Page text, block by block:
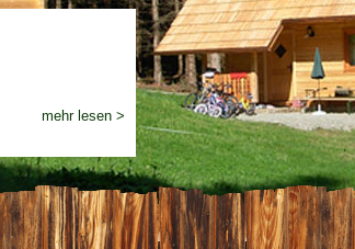
mehr lesen >